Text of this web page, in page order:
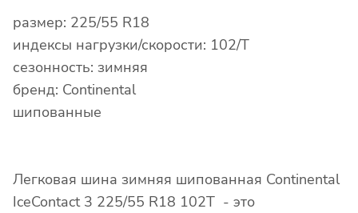
размер: 225/55 R18
индексы нагрузки/скорости: 102/T
сезонность: зимняя
бренд: Continental
шипованные
Легковая шина зимняя шипованная Continental
IceContact 3 225/55 R18 102T - это